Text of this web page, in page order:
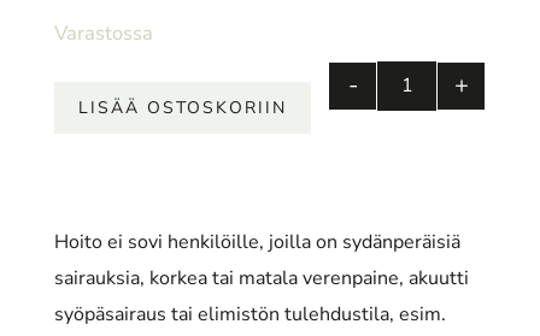
Varastossa
Turvehoito:
- +
LISÄÄ OSTOSKORIIN
Hoito ei sovi henkilöille, joilla on sydänperäisiä
sairauksia, korkea tai matala verenpaine, akuutti
syöpäsairaus tai elimistön tulehdustila, esim.